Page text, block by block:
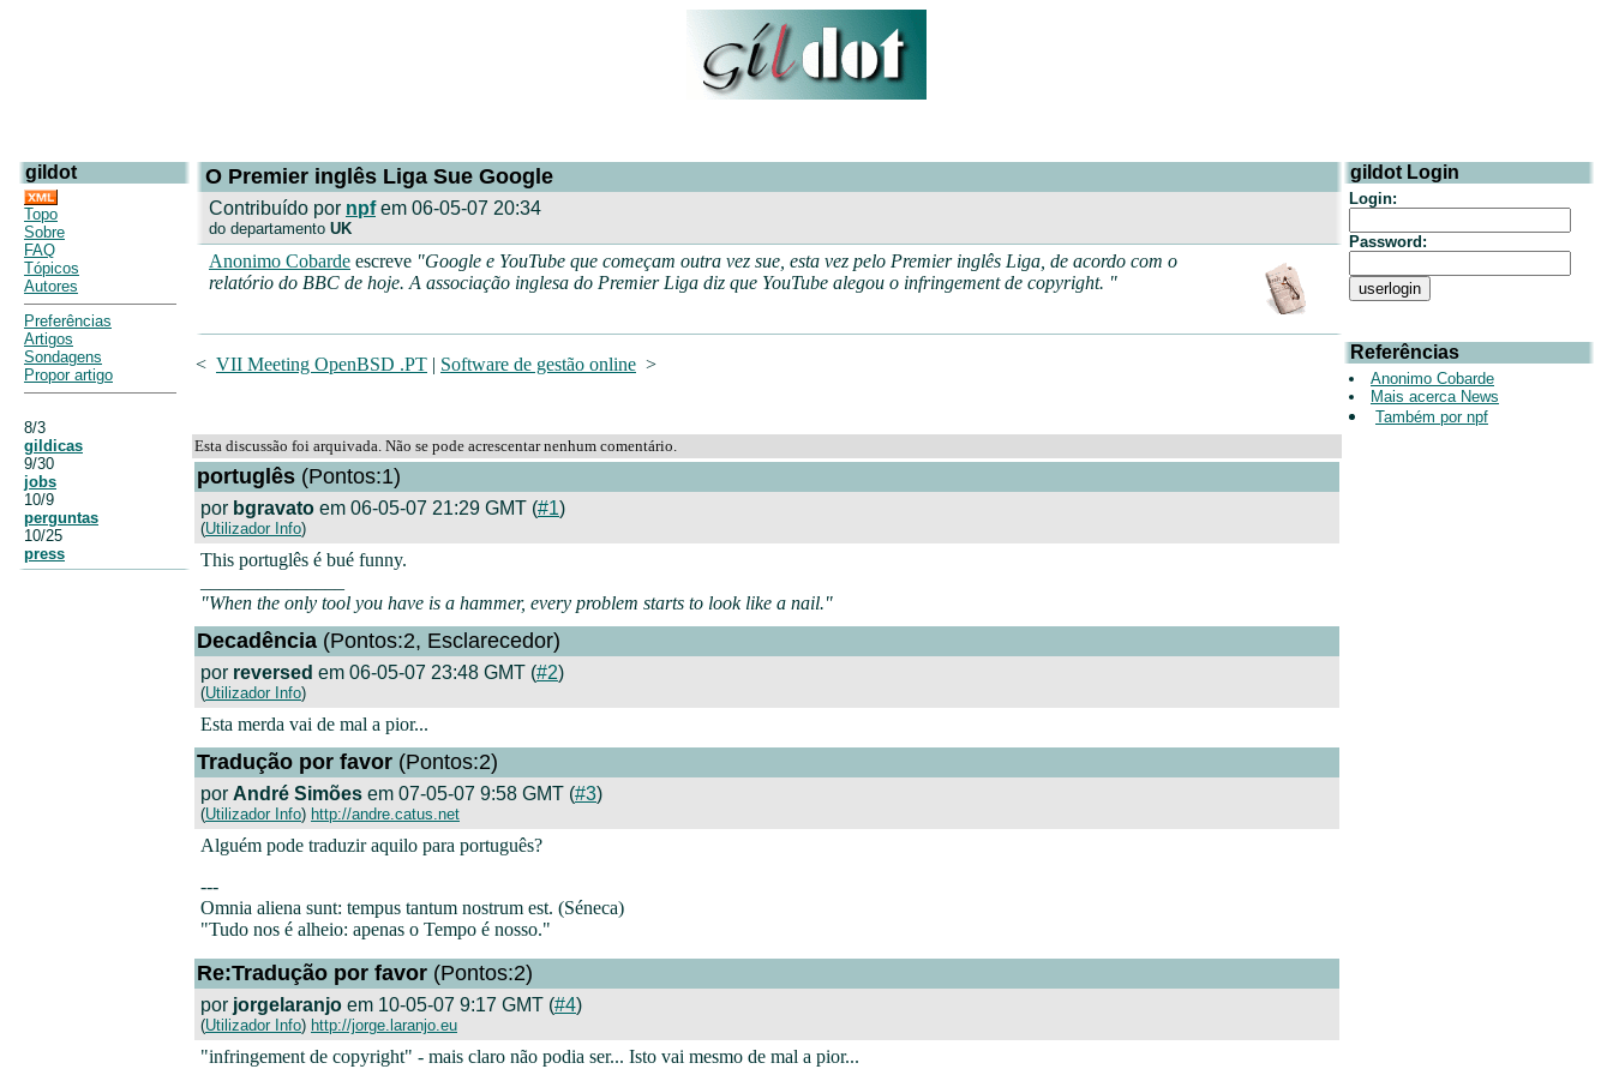
gildot
Topo
Sobre
FAQ
Tópicos
Autores
Preferências
Artigos
Sondagens
Propor artigo
8/3
gildicas
9/30
jobs
10/9
perguntas
10/25
press
O Premier inglês Liga Sue Google
Contribuído por npfem 06-05-07 20:34
do departamento UK
Anonimo Cobarde escreve "Google e YouTube que começam outra vez sue, esta vez pelo Premier inglês Liga, de acordo com o
relatório do BBC de hoje. A associação inglesa do Premier Liga diz que YouTube alegou o infringement de copyright. "
< VII Meeting OpenBSD .PT | Software de gestão online >
gildot Login
Login:
Password:
Referências
Anonimo Cobarde
Mais acerca News
Também por npf
Esta discussão foi arquivada. Não se pode acrescentar nenhum comentário.
portuglês (Pontos:1)
por bgravato em 06-05-07 21:29 GMT (#1)
(Utilizador Info)
This portuglês é bué funny.
"When the only tool you have is a hammer, every problem starts to look like a nail."
Decadência (Pontos:2, Esclarecedor)
por reversed em 06-05-07 23:48 GMT (#2)
(Utilizador Info)
Esta merda vai de mal a pior...
Tradução por favor (Pontos:2)
por André Simões em 07-05-07 9:58 GMT (#3)
(Utilizador Info) http://andre.catus.net
Alguém pode traduzir aquilo para português?
---
Omnia aliena sunt: tempus tantum nostrum est. (Séneca)
"Tudo nos é alheio: apenas o Tempo é nosso."
Re:Tradução por favor (Pontos:2)
por jorgelaranjo em 10-05-07 9:17 GMT (#4)
(Utilizador Info) http://jorge.laranjo.eu
"infringement de copyright" - mais claro não podia ser... Isto vai mesmo de mal a pior...